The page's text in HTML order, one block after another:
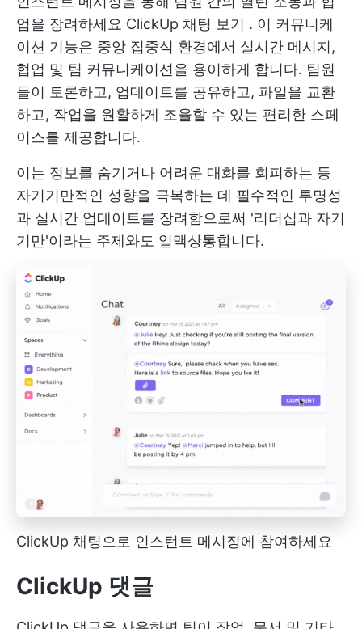
업을 장려하세요 ClickUp 채팅 보기 . 이 커뮤니케
이션 기능은 중앙 집중식 환경에서 실시간 메시지,
협업 및 팀 커뮤니케이션을 용이하게 합니다. 팀원
들이 토론하고, 업데이트를 공유하고, 파일을 교환
하고, 작업을 원활하게 조율할 수 있는 편리한 스페
이스를 제공합니다.
이는 정보를 숨기거나 어려운 대화를 회피하는 등
자기기만적인 성향을 극복하는 데 필수적인 투명성
과 실시간 업데이트를 장려함으로써 '리더십과 자기
기만'이라는 주제와도 일맥상통합니다.
ClickUp 채팅으로 인스턴트 메시징에 참여하세요
ClickUp 댓글